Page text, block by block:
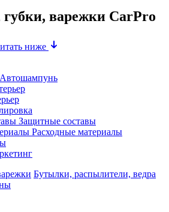
варежки CarPro
ниже
Автошампунь
Защитные составы
Расходные материалы
Бутылки, распылители, ведра